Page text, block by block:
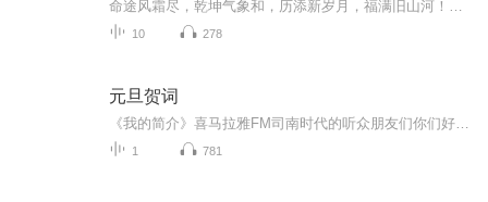
10 278
元旦贺词
1 781